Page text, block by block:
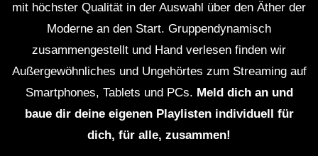
mit höchster Qualität in der Auswahl über den Äther der
Moderne an den Start. Gruppendynamisch
zusammengestellt und Hand verlesen finden wir
Außergewöhnliches und Ungehörtes zum Streaming auf
Smartphones, Tablets und PCs. Meld dich an und
baue dir deine eigenen Playlisten individuell für
dich, für alle, zusammen!